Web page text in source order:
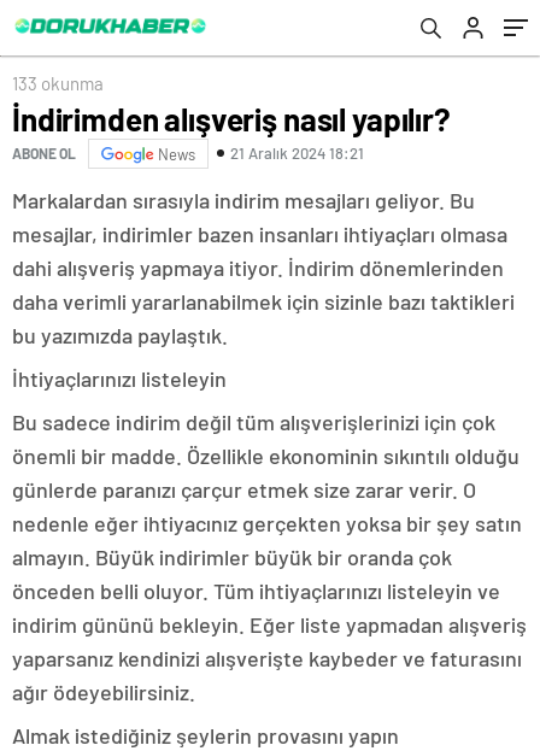
133 okunma
İndirimden alışveriş nasıl yapılır?
ABONE OL News 21 Aralık 2024 18:21
Markalardan sırasıyla indirim mesajları geliyor. Bu
mesajlar, indirimler bazen insanları ihtiyaçları olmasa
dahi alışveriş yapmaya itiyor. İndirim dönemlerinden
daha verimli yararlanabilmek için sizinle bazı taktikleri
bu yazımızda paylaştık.
İhtiyaçlarınızı listeleyin
Bu sadece indirim değil tüm alışverişlerinizi için çok
önemli bir madde. Özellikle ekonominin sıkıntılı olduğu
günlerde paranızı çarçur etmek size zarar verir. O
nedenle eğer ihtiyacınız gerçekten yoksa bir şey satın
almayın. Büyük indirimler büyük bir oranda çok
önceden belli oluyor. Tüm ihtiyaçlarınızı listeleyin ve
indirim gününü bekleyin. Eğer liste yapmadan alışveriş
yaparsanız kendinizi alışverişte kaybeder ve faturasını
ağır ödeyebilirsiniz.
Almak istediğiniz şeylerin provasını yapın